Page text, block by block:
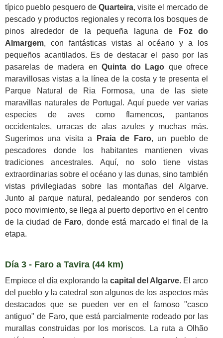
típico pueblo pesquero de Quarteira, visite el mercado de
pescado y productos regionales y recorra los bosques de
pinos alrededor de la pequeña laguna de
Foz do
Almargem, con fantásticas vistas al océano y a los
pequeños acantilados. Es de destacar el paso por las
pasarelas de madera en Quinta do Lago que ofrece
maravillosas vistas a la línea de la costa y te presenta el
Parque Natural de Ria Formosa, una de las siete
maravillas naturales de Portugal. Aquí puede ver varias
especies de aves como flamencos, pantanos
occidentales, urracas de alas azules y muchas más.
Sugerimos una visita a
Praia de Faro, un pueblo de
pescadores donde los habitantes mantienen vivas
tradiciones ancestrales. Aquí, no solo tiene vistas
extraordinarias sobre el océano y las dunas, sino también
vistas privilegiadas sobre las montañas del Algarve.
Junto al parque natural, pedaleando por senderos con
poco movimiento, se llega al puerto deportivo en el centro
de la ciudad de Faro, donde está marcado el final de la
etapa.
Día 3 - Faro a Tavira (44 km)
Empiece el día explorando la capital del Algarve. El arco
del pueblo y la catedral son algunos de los aspectos más
destacados que se pueden ver en el famoso "casco
antiguo" de Faro, que está parcialmente rodeado por las
murallas construidas por los moriscos. La ruta a Olhão